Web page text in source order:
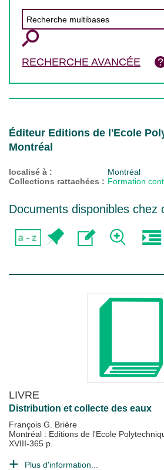
RECHERCHE AVANCÉE
Éditeur Editions de l'Ecole
Montréal
localisé à :
Montréal
Collections rattachées : Formation
Documents disponibles chez
LIVRE
Distribution et collecte des eaux
François G. Brière
Montréal : Editions de l'Ecole
XVIII-365 p.
Plus d'information...